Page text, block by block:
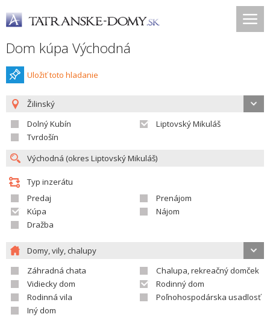
Dom kúpa Východná
Uložiť toto hladanie
Žilinský
Dolný Kubín
Liptovský Mikuláš
Tvrdošín
Typ inzerátu
Predaj
Prenájom
Kúpa
Nájom
Dražba
Domy, vily, chalupy
Záhradná chata
Chalupa, rekreačný domček
Vidiecky dom
Rodinný dom
Rodinná vila
Poľnohospodárska usadlosť
Iný dom